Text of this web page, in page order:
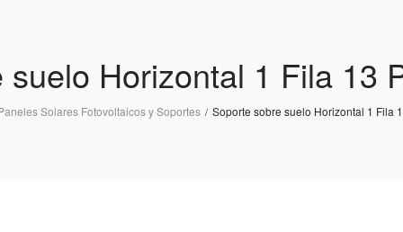
Horizontal 1 Fila 13
Solares Fotovoltaicos y Soportes / Soporte sobre suelo Horizontal 1 Fila